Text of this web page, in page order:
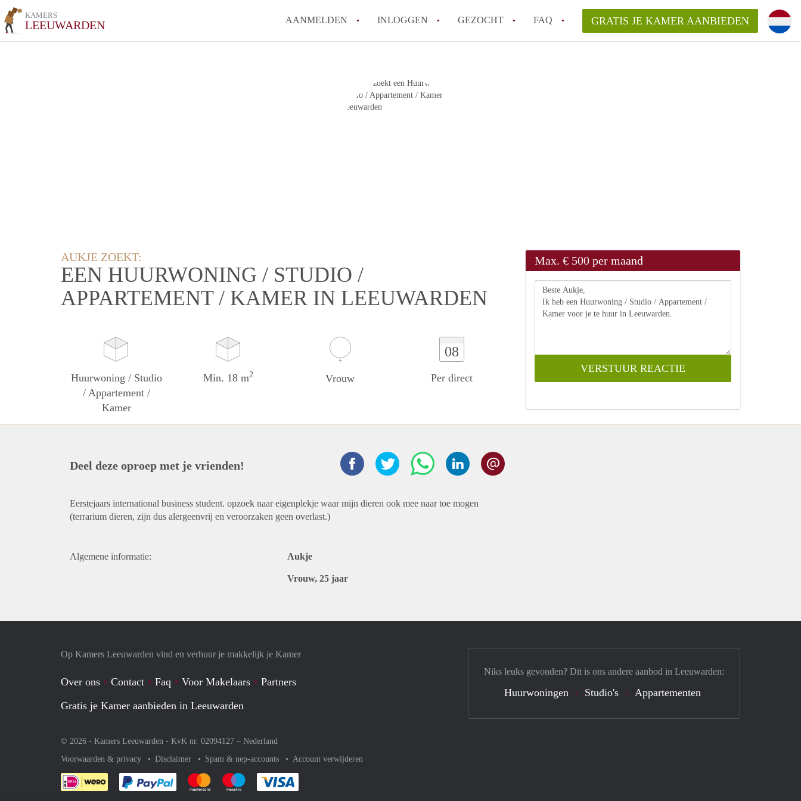
KAMERS
LEEUWARDEN AANMELDEN INLOGGEN GEZOCHT FAQ
Berekent KamersLeeuwarden
GRATIS JE KAMER AANBIEDEN
AUKJE ZOEKT:
EEN HUURWONING / STUDIO /
APPARTEMENT / KAMER IN LEEUWARDEN
Huurwoning / Studio
/ Appartement /
Kamer
Min. 18 m2 Vrouw
08
Per direct
Max. € 500 per maand
Deel deze oproep met je vrienden!
Eerstejaars international business student. opzoek naar eigenplekje waar mijn dieren ook mee naar toe mogen
(terrarium dieren, zijn dus alergeenvrij en veroorzaken geen overlast.)
Algemene informatie: Aukje
Vrouw, 25 jaar
Op Kamers Leeuwarden vind en verhuur je makkelijk je Kamer
Over ons Contact Faq Voor Makelaars
Partners
Gratis je Kamer aanbieden in Leeuwarden
© 2026 - Kamers Leeuwarden - KvK nr. 02094127 – Nederland
Voorwaarden & privacy
Disclaimer Spam & nep-accounts Account verwijderen
Je rekent gemakkelijk af met Paypal
Je rekent gemakkelijk af met Mastercard
Je rekent gemakkelijk af met Meastro
Niks leuks gevonden? Dit is ons andere aanbod in Leeuwarden:
Huurwoningen Studio's Appartementen